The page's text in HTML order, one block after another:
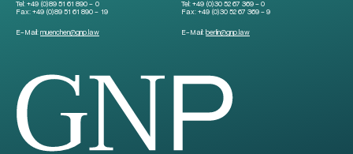
Tel:+49 (0)89 51 61 890 – 0
Fax:+49 (0)89 51 61 890 – 19
E-Mail:muenchen@gnp.law
Tel: +49 (0)30 52 67 369 – 0
Fax: +49 (0)30 52 67 369 – 9
E-Mail: berlin@gnp.law